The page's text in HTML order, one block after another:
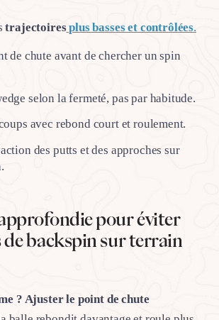
trajectoiresplus basses et contrôlées.
de chute avant de chercher un spin
selon la fermeté, pas par habitude.
avec rebond court et roulement.
des putts et des approches sur
pour éviter
de backspin sur terrain
? Ajuster le point de chute